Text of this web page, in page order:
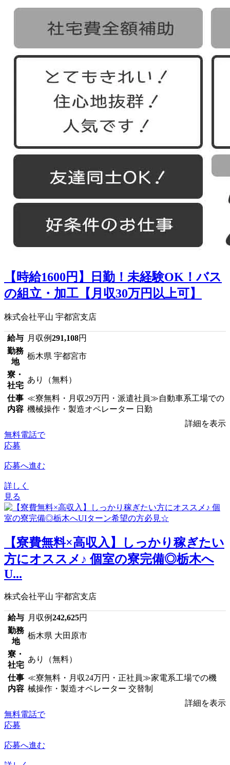
【時給1600円】日勤！未経験OK！バス
の組立・加工【月収30万円以上可】
株式会社平山 宇都宮支店
給与 月収例291,108円
勤務
地
栃木県 宇都宮市
寮・
社宅
あり（無料）
仕事
内容
≪寮無料・月収29万円・派遣社員≫自動車系工場での
機械操作・製造オペレーター 日勤
詳細を表示
無料電話で
応募
応募へ進む
詳しく
見る
【寮費無料×高収入】しっかり稼ぎたい
方にオススメ♪ 個室の寮完備◎栃木へ
U...
株式会社平山 宇都宮支店
給与 月収例242,625円
勤務
地
栃木県 大田原市
寮・
社宅
あり（無料）
仕事
内容
≪寮無料・月収24万円・正社員≫家電系工場での機
械操作・製造オペレーター 交替制
詳細を表示
無料電話で
応募
応募へ進む